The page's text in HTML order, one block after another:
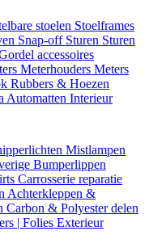
stoelen Stoelframes
Snap-off Sturen Sturen
accessoires
Meterhouders Meters
Rubbers & Hoezen
Automatten Interieur
Mistlampen
Bumperlippen
Carrosserie reparatie
Achterkleppen &
Carbon & Polyester delen
| Folies Exterieur